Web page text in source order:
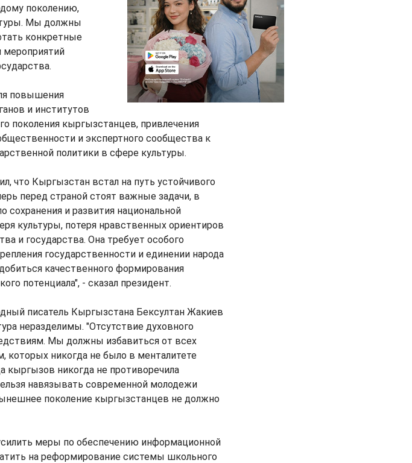
поколению,
Мы должны
конкретные
мероприятий
повышения
и институтов
поколения кыргызстанцев, привлечения
и экспертного сообщества к
политики в сфере культуры.
что Кыргызстан встал на путь устойчивого
перед страной стоят важные задачи, в
и развития национальной
культуры, потеря нравственных ориентиров
и государства. Она требует особого
государственности и единении народа
качественного формирования
потенциала", - сказал президент.
писатель Кыргызстана Бексултан Жакиев
неразделимы. "Отсутствие духовного
Мы должны избавиться от всех
которых никогда не было в менталитете
кыргызов никогда не противоречила
навязывать современной молодежи
поколение кыргызстанцев не должно
меры по обеспечению информационной
на реформирование системы школьного